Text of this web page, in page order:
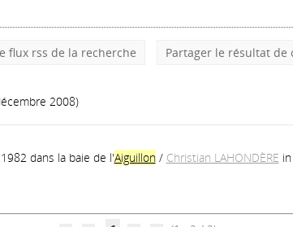
flux rss de la recherche Partager le résultat de
2008)
dans la baie de l'Aiguillon/ Christian LAHONDÈRE